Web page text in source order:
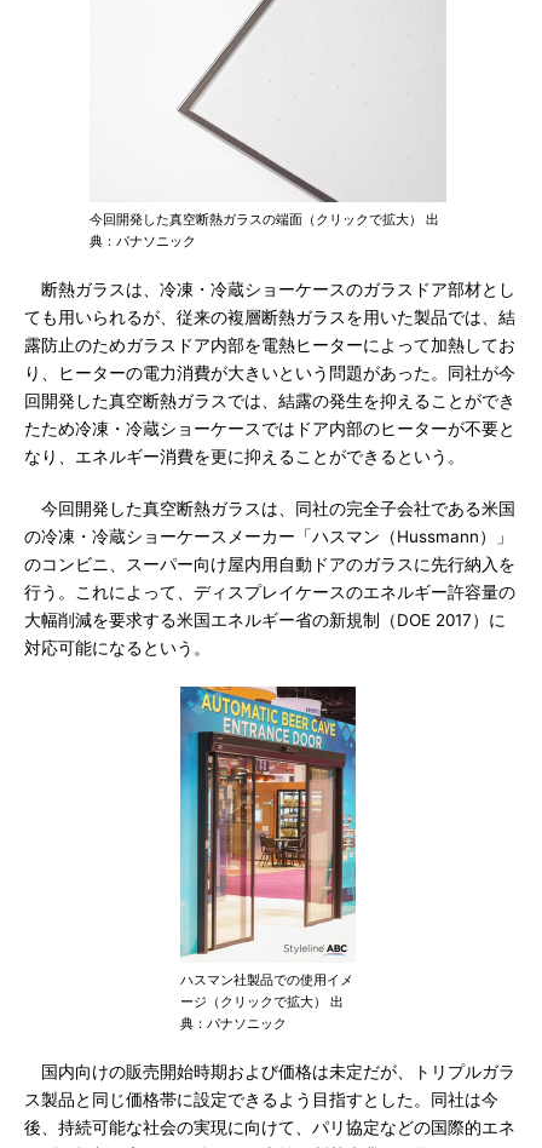
今回開発した真空断熱ガラスの端面（クリックで拡大） 出
典：パナソニック
断熱ガラスは、冷凍・冷蔵ショーケースのガラスドア部材とし
ても用いられるが、従来の複層断熱ガラスを用いた製品では、結
露防止のためガラスドア内部を電熱ヒーターによって加熱してお
り、ヒーターの電力消費が大きいという問題があった。同社が今
回開発した真空断熱ガラスでは、結露の発生を抑えることができ
たため冷凍・冷蔵ショーケースではドア内部のヒーターが不要と
なり、エネルギー消費を更に抑えることができるという。
今回開発した真空断熱ガラスは、同社の完全子会社である米国
の冷凍・冷蔵ショーケースメーカー「ハスマン（Hussmann）」
のコンビニ、スーパー向け屋内用自動ドアのガラスに先行納入を
行う。これによって、ディスプレイケースのエネルギー許容量の
大幅削減を要求する米国エネルギー省の新規制（DOE 2017）に
対応可能になるという。
ハスマン社製品での使用イメ
ージ（クリックで拡大） 出
典：パナソニック
国内向けの販売開始時期および価格は未定だが、トリプルガラ
ス製品と同じ価格帯に設定できるよう目指すとした。同社は今
後、持続可能な社会の実現に向けて、パリ協定などの国際的エネ